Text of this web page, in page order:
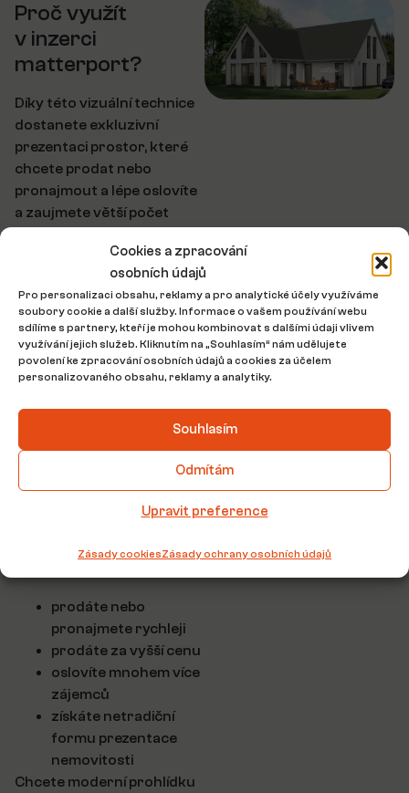
Cookies a zpracování
osobních údajů
Pro personalizaci obsahu, reklamy a pro analytické účely využíváme
soubory cookie a další služby. Informace o vašem používání webu
sdílíme s partnery, kteří je mohou kombinovat s dalšími údaji vlivem
využívání jejich služeb. Kliknutím na „Souhlasím“ nám udělujete
povolení ke zpracování osobních údajů a cookies za účelem
personalizovaného obsahu, reklamy a analytiky.
Souhlasím
Odmítám
Upravit preference
Zásady cookiesZásady ochrany osobních údajů
Proč využít
v inzerci
matterport?
Díky této vizuální technice
dostanete exkluzivní
prezentaci prostor, které
chcete prodat nebo
pronajmout a lépe oslovíte
a zaujmete větší počet
pocit, že se nachází přímo
v místě, které poptává.
Podobný vjem se používá
například u počítačových
her a díky tomu se
dokážete zosobnit
s prostorem kolem vás.
Zvýší se atraktivita celé
inzerce i možná prodejní
prodáte nebo
pronajmete rychleji
prodáte za vyšší cenu
oslovíte mnohem více
zájemců
získáte netradiční
formu prezentace
nemovitosti
Chcete moderní prohlídku